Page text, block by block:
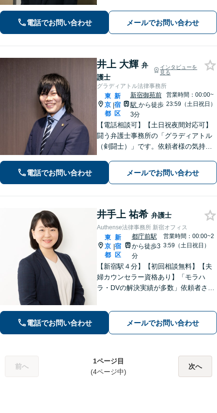
料請求／財産分与／親権など幅広く対
電話でお問い合わせ メールでお問い合わせ
井上 大輝 弁
護士
インタビューを
見る
グラディアトル法律事務所
東
京
都
|
新
宿
区
新宿御苑前
駅 から徒歩
3分
営業時間：00:00~
23:59（土日祝日）
【電話相談可】【土日祝夜間対応可】
闘う弁護士事務所の「グラディアトル
（剣闘士）」です。依頼者様の気持ち
確固たるスタイルを貫きます。離婚・
刑事事件・相続など何でもご相談くだ
電話でお問い合わせ メールでお問い合わせ
井手上 祐希 弁護士
Authense法律事務所 新宿オフィス
東
京
都
|
新
宿
区
都庁前駅
から徒歩3
分
営業時間：00:00~2
3:59（土日祝日）
【新宿駅４分】【初回相談無料】【夫
婦カウンセラー資格あり】「モラハ
ラ・DVの解決実績が多数」依頼者さま
罪／暴行・傷害／窃盗／覚せい剤等の
薬物犯罪など
電話でお問い合わせ メールでお問い合わせ
前へ
1ページ目
(4ページ中)
次へ